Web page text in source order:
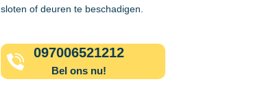
sloten of deuren te beschadigen.
097006521212
Bel ons nu!